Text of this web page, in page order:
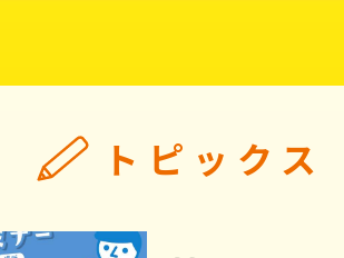
トピックス